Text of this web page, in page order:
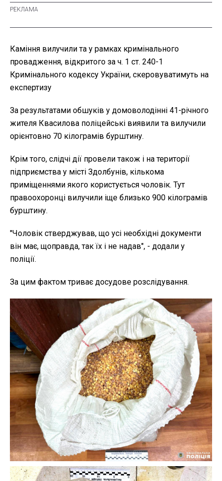
Каміння вилучили та у рамках кримінального
провадження, відкритого за ч. 1 ст. 240-1
Кримінального кодексу України, скеровуватимуть на
експертизу
За результатами обшуків у домоволодінні 41-річного
жителя Квасилова поліцейські виявили та вилучили
орієнтовно 70 кілограмів бурштину.
Крім того, слідчі дії провели також і на території
підприємства у місті Здолбунів, кількома
приміщеннями якого користується чоловік. Тут
правоохоронці вилучили іще близько 900 кілограмів
бурштину.
"Чоловік стверджував, що усі необхідні документи
він має, щоправда, так їх і не надав", - додали у
поліції.
За цим фактом триває досудове розслідування.